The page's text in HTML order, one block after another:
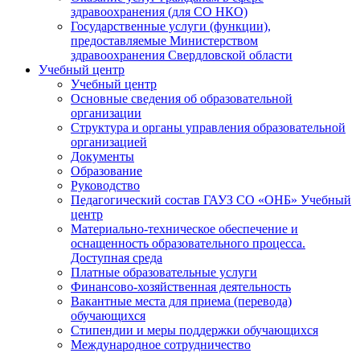
здравоохранения (для СО НКО)
Государственные услуги (функции),
предоставляемые Министерством
здравоохранения Свердловской области
Учебный центр
Учебный центр
Основные сведения об образовательной
организации
Структура и органы управления образовательной
организацией
Документы
Образование
Руководство
Педагогический состав ГАУЗ СО «ОНБ» Учебный
центр
Материально-техническое обеспечение и
оснащенность образовательного процесса.
Доступная среда
Платные образовательные услуги
Финансово-хозяйственная деятельность
Вакантные места для приема (перевода)
обучающихся
Стипендии и меры поддержки обучающихся
Международное сотрудничество